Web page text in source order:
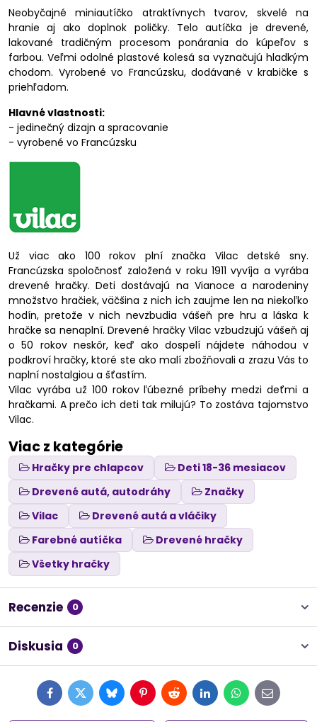
Neobyčajné miniautíčko atraktívnych tvarov, skvelé na
hranie aj ako doplnok poličky. Telo autíčka je drevené,
lakované tradičným procesom ponárania do kúpeľov s
farbou. Veľmi odolné plastové kolesá sa vyznačujú hladkým
chodom. Vyrobené vo Francúzsku, dodávané v krabičke s
priehľadom.
Hlavné vlastnosti:
- jedinečný dizajn a spracovanie
- vyrobené vo Francúzsku
Už viac ako 100 rokov plní značka Vilac detské sny.
Francúzska spoločnosť založená v roku 1911 vyvíja a vyrába
drevené hračky. Deti dostávajú na Vianoce a narodeniny
množstvo hračiek, väčšina z nich ich zaujme len na niekoľko
hodín, pretože v nich nevzbudia vášeň pre hru a láska k
hračke sa nenaplní. Drevené hračky Vilac vzbudzujú vášeň aj
o 50 rokov neskôr, keď ako dospelí nájdete náhodou v
podkroví hračky, ktoré ste ako malí zbožňovali a zrazu Vás to
naplní nostalgiou a šťastím.
Vilac vyrába už 100 rokov ľúbezné príbehy medzi deťmi a
hračkami. A prečo ich deti tak milujú? To zostáva tajomstvo
Vilac.
Viac z kategórie
Hračky pre chlapcov
Deti 18-36 mesiacov
Drevené autá, autodráhy
Značky
Vilac
Drevené autá a vláčiky
Farebné autíčka
Drevené hračky
Všetky hračky
Recenzie 0
Diskusia 0
FacebookTwitterBlueskyPinterestRedditLinkedInWhatsApp
E-
mail